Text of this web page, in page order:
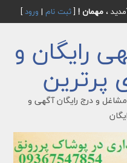
، مهمان ![ثبت نام | ورود]
رایگان و
پرترین
و درج رایگان آگهی و